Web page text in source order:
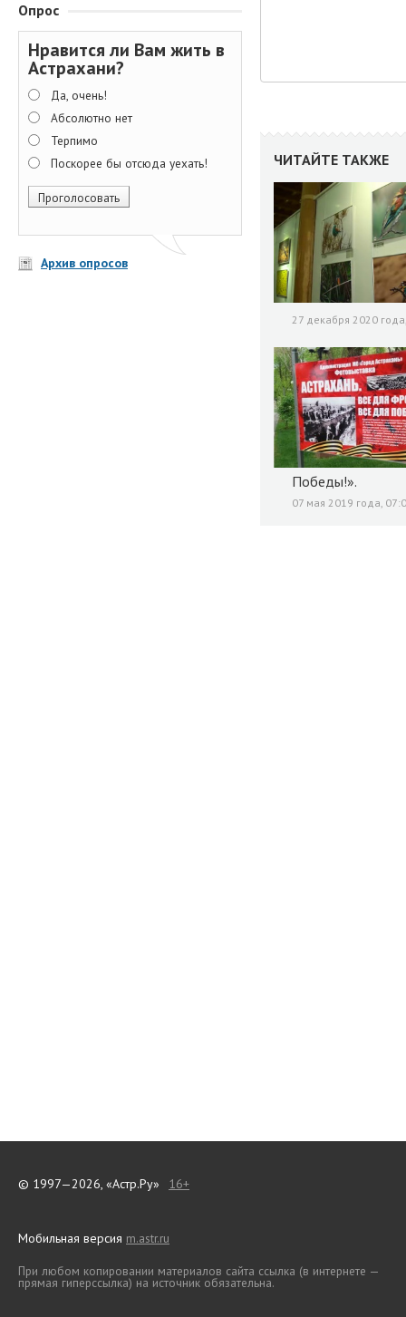
Опрос
Нравится ли Вам жить в
Астрахани?
Да, очень!
Абсолютно нет
Терпимо
Поскорее бы отсюда уехать!
Архив опросов
ЧИТАЙТЕ ТАКЖЕ
27 декабря 2020
Победы!».
07 мая 2019 года,
© 1997—2026, «Астр.Ру» 16+
Мобильная версия m.astr.ru
При любом копировании материалов сайта ссылка (в интернете —
прямая гиперссылка) на источник обязательна.